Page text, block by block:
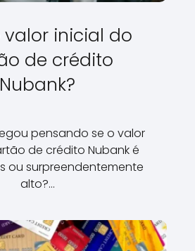
valor inicial do
de crédito
Nubank?
pensando se o valor
de crédito Nubank é
ou surpreendentemente
alto?…